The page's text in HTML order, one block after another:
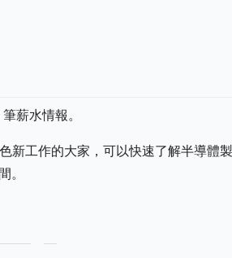
薪水情報。
新工作的大家，可以快速了解半導體製
。